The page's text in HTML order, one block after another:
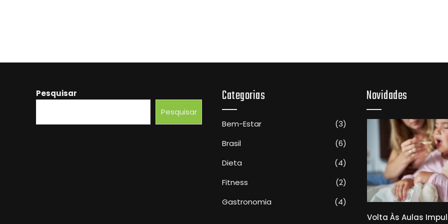
Pesquisar
Pesquisar
Categorias
Bem-Estar
(3)
Brasil
(6)
Dieta
(4)
Fitness
(2)
Gastronomia
(4)
Novidades
Volta Às Aulas